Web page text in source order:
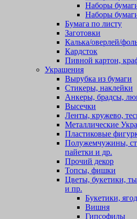
Наборы
Наборы
Бумага по листу
Заготовки
Калька/оверлей/
Кардсток
Пивной картон,
Украшения
Вырубка из бумаги
Стикеры, наклейки
Анкеры, брадсы,
Высечки
Ленты, кружево,
Металлические
Пластиковые
Полужемчужины,
пайетки и др.
Прочий декор
Топсы, фишки
Цветы, букетики,
и пр.
Букетики,
Вишня
Гипсофилы